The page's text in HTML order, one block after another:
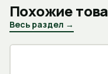
Похожие
Весь раздел →